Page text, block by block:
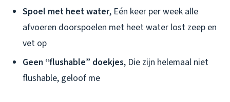
Spoel met heet water, Eén keer per week alle
afvoeren doorspoelen met heet water lost zeep en
vet op
Geen “flushable” doekjes, Die zijn helemaal niet
flushable, geloof me